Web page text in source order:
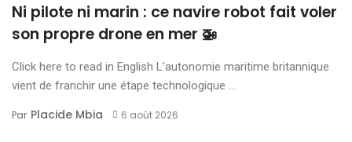
Ni pilote ni marin : ce navire robot fait voler
son propre drone en mer 🚁
Click here to read in English L’autonomie maritime britannique
vient de franchir une étape technologique ...
Par Placide Mbia 6 août 2026